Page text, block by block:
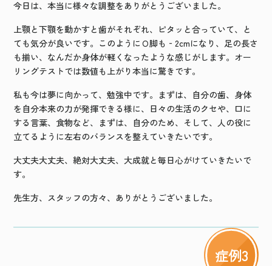
今日は、本当に様々な調整をありがとうございました。
上顎と下顎を動かすと歯がそれぞれ、ピタッと合っていて、と
ても気分が良いです。このようにＯ脚も‐2cmになり、足の長さ
も揃い、なんだか身体が軽くなったような感じがします。オー
リングテストでは数値も上がり本当に驚きです。
私も今は夢に向かって、勉強中です。まずは、自分の歯、身体
を自分本来の力が発揮できる様に、日々の生活のクセや、口に
する言葉、食物など、まずは、自分のため、そして、人の役に
立てるように左右のバランスを整えていきたいです。
大丈夫大丈夫、絶対大丈夫、大成就と毎日心がけていきたいで
す。
先生方、スタッフの方々、ありがとうございました。
症例3